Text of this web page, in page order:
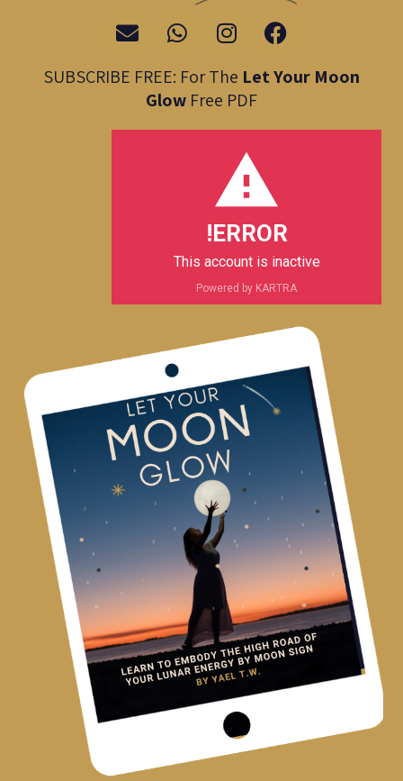
F
a
c
e
o
k
I
n
s
t
a
g
a
m
W
h
a
t
s
a
E
n
v
e
o
SUBSCRIBE FREE: For The Let Your Moon
Glow Free PDF
ERROR!
This account is inactive
Powered by KARTRA